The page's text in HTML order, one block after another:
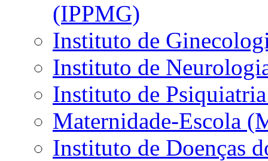
(IPPMG)
Instituto de
Instituto de
Instituto de
Maternidade-Escola
Instituto de Doenças